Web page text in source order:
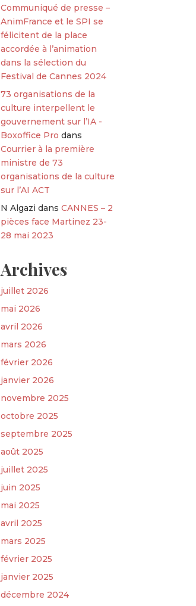
Communiqué de presse –
AnimFrance et le SPI se
félicitent de la place
accordée à l’animation
dans la sélection du
Festival de Cannes 2024
73 organisations de la
culture interpellent le
gouvernement sur l’IA -
Boxoffice Pro dans
Courrier à la première
ministre de 73
organisations de la culture
sur l’AI ACT
N Algazi dansCANNES – 2
pièces face Martinez 23-
28 mai 2023
Archives
juillet 2026
mai 2026
avril 2026
mars 2026
février 2026
janvier 2026
novembre 2025
octobre 2025
septembre 2025
août 2025
juillet 2025
juin 2025
mai 2025
avril 2025
mars 2025
février 2025
janvier 2025
décembre 2024